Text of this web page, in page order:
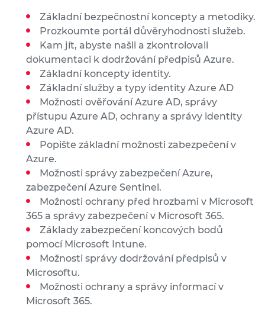
Základní bezpečnostní koncepty a metodiky.
Prozkoumte portál důvěryhodnosti služeb.
Kam jít, abyste našli a zkontrolovali
dokumentaci k dodržování předpisů Azure.
Základní koncepty identity.
Základní služby a typy identity Azure AD
Možnosti ověřování Azure AD, správy
přístupu Azure AD, ochrany a správy identity
Azure AD.
Popište základní možnosti zabezpečení v
Azure.
Možnosti správy zabezpečení Azure,
zabezpečení Azure Sentinel.
Možnosti ochrany před hrozbami v Microsoft
365 a správy zabezpečení v Microsoft 365.
Základy zabezpečení koncových bodů
pomocí Microsoft Intune.
Možnosti správy dodržování předpisů v
Microsoftu.
Možnosti ochrany a správy informací v
Microsoft 365.